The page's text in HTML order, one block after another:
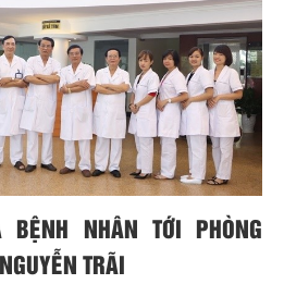
NHÂN TỚI PHÒNG
TRÃI